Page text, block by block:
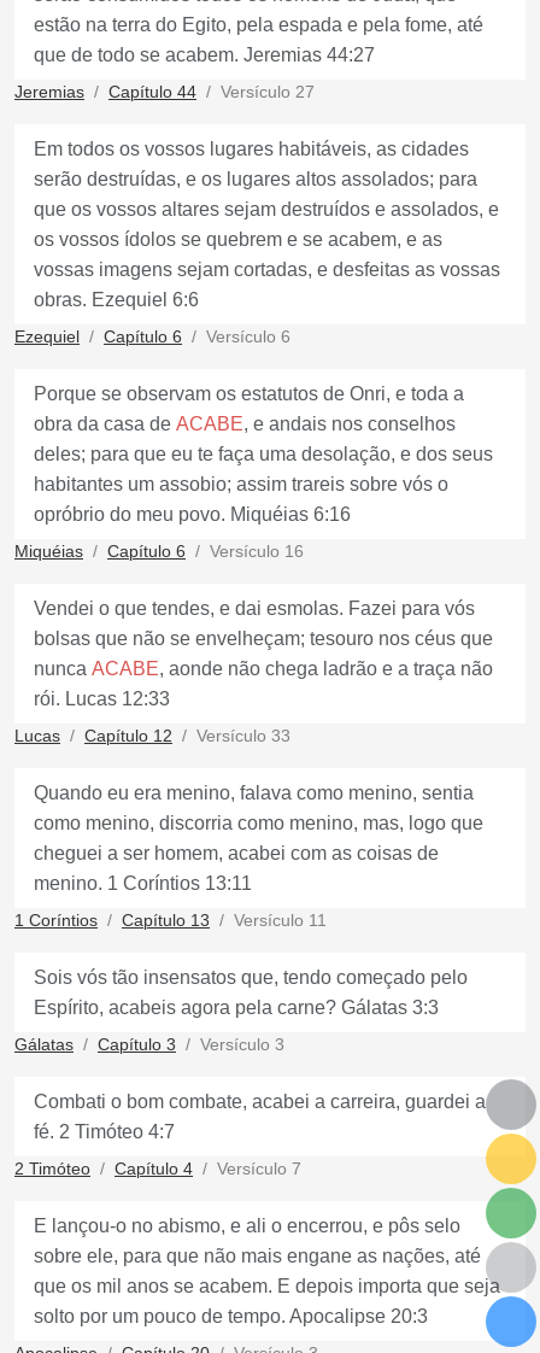
estão na terra do Egito, pela espada e pela fome, até
que de todo se acabem. Jeremias 44:27
Jeremias Capítulo 44 Versículo 27
Em todos os vossos lugares habitáveis, as cidades
serão destruídas, e os lugares altos assolados; para
que os vossos altares sejam destruídos e assolados, e
os vossos ídolos se quebrem e se acabem, e as
vossas imagens sejam cortadas, e desfeitas as vossas
obras. Ezequiel 6:6
Ezequiel Capítulo 6 Versículo 6
Porque se observam os estatutos de Onri, e toda a
obra da casa de ACABE, e andais nos conselhos
deles; para que eu te faça uma desolação, e dos seus
habitantes um assobio; assim trareis sobre vós o
opróbrio do meu povo. Miquéias 6:16
Miquéias Capítulo 6 Versículo 16
Vendei o que tendes, e dai esmolas. Fazei para vós
bolsas que não se envelheçam; tesouro nos céus que
nunca ACABE, aonde não chega ladrão e a traça não
rói. Lucas 12:33
Lucas Capítulo 12 Versículo 33
Quando eu era menino, falava como menino, sentia
como menino, discorria como menino, mas, logo que
cheguei a ser homem, acabei com as coisas de
menino. 1 Coríntios 13:11
1 Coríntios Capítulo 13 Versículo 11
Sois vós tão insensatos que, tendo começado pelo
Espírito, acabeis agora pela carne? Gálatas 3:3
Gálatas Capítulo 3 Versículo 3
Combati o bom combate, acabei a carreira, guardei a
fé. 2 Timóteo 4:7
2 Timóteo Capítulo 4 Versículo 7
E lançou-o no abismo, e ali o encerrou, e pôs selo
sobre ele, para que não mais engane as nações, até
que os mil anos se acabem. E depois importa que seja
solto por um pouco de tempo. Apocalipse 20:3